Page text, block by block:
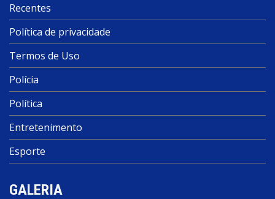
Recentes
Política de privacidade
Termos de Uso
Polícia
Política
Entretenimento
Esporte
GALERIA